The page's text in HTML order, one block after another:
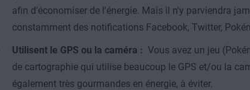
afin d'économiser de l'énergie. Mais il n'y parviendra
constamment des notifications Facebook, Twitter,
Utilisent le GPS ou la caméra : Vous avez un jeu
de cartographie qui utilise beaucoup le GPS et/ou la
également très gourmandes en énergie, à éviter.